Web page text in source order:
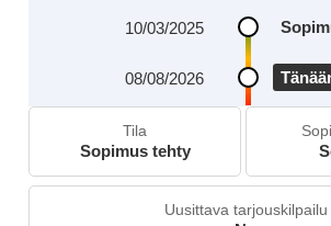
10/03/2025
08/08/2026
Tila
Sopimus tehty
Uusittava tarjouskilpailu